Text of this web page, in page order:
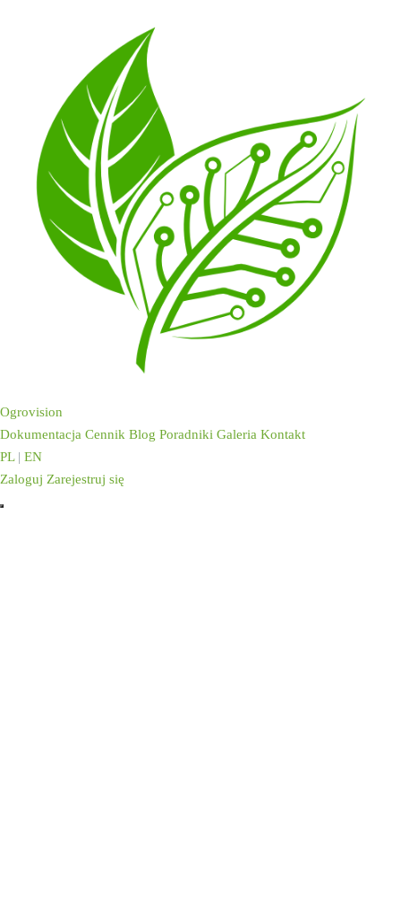
Ogrovision
Dokumentacja Cennik Blog Poradniki Galeria Kontakt
PL | EN
Zaloguj Zarejestruj się